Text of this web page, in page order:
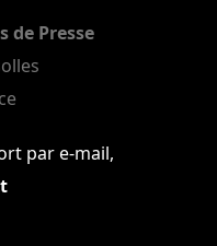
Presse
par e-mail,